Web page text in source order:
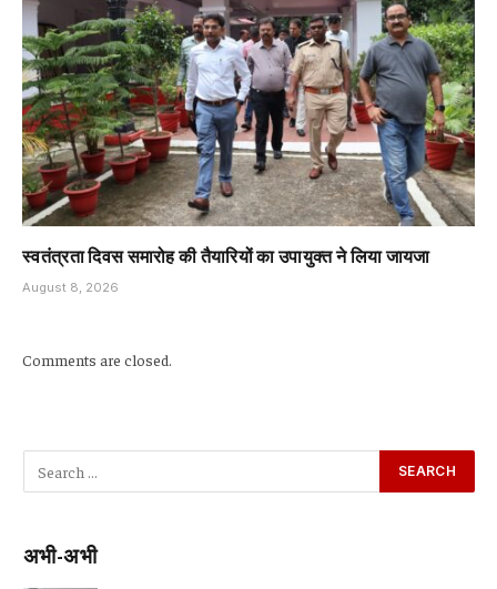
स्वतंत्रता दिवस समारोह की तैयारियों का उपायुक्त ने लिया जायजा
August 8, 2026
Comments are closed.
अभी-अभी